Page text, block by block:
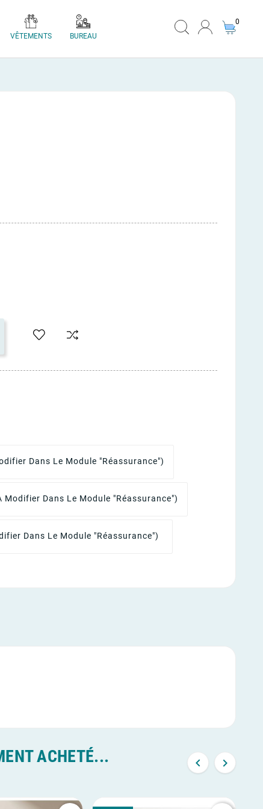
VÊTEMENTS BUREAU
0
Dans Le Module "Réassurance")
Modifier Dans Le Module "Réassurance")
Dans Le Module "Réassurance")
ACHETÉ...  